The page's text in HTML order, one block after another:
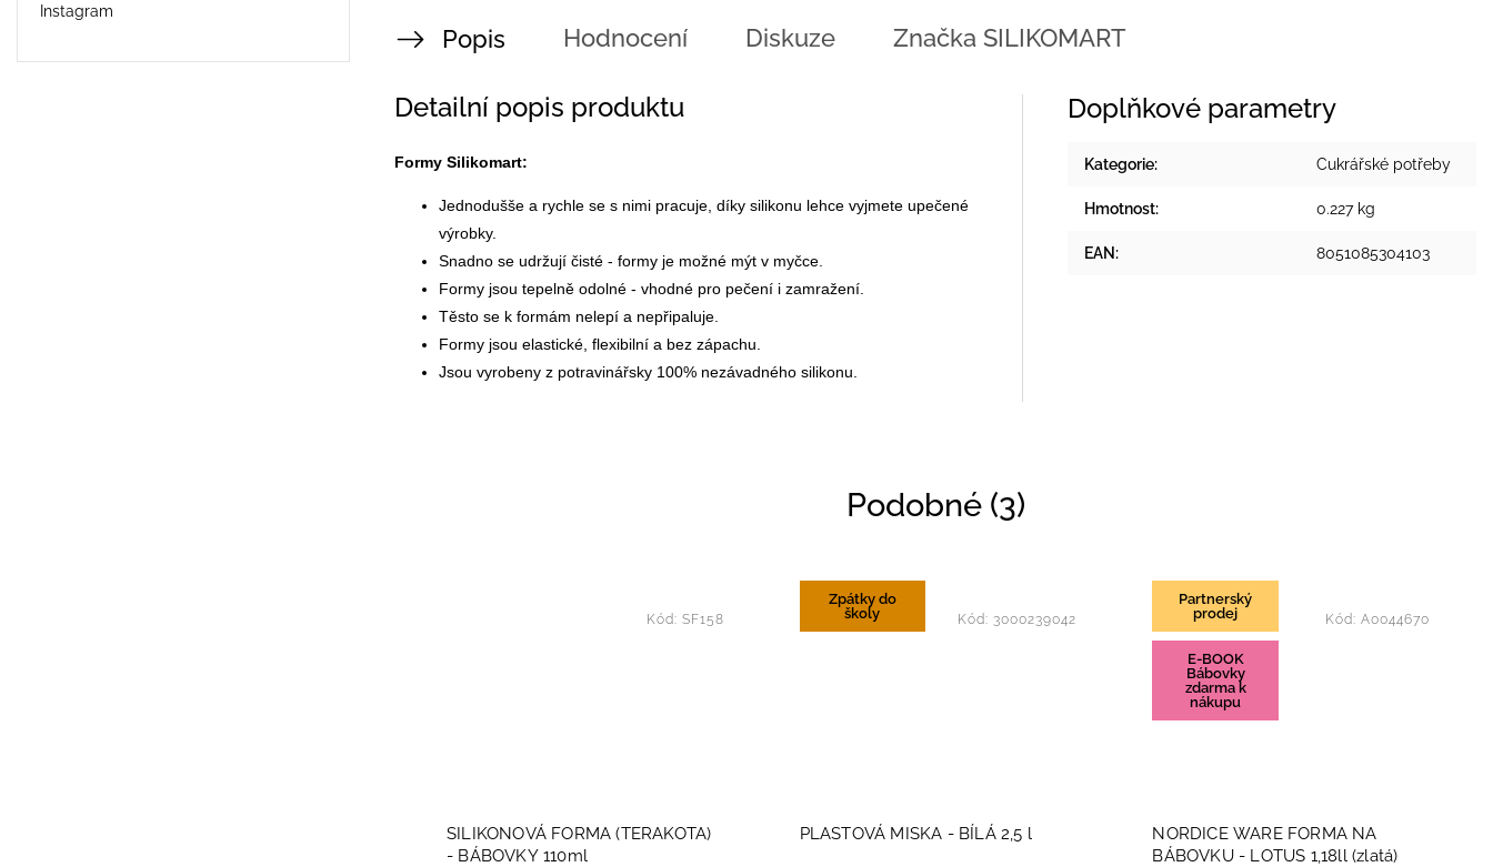
Instagram
Popis Hodnocení Diskuze Značka SILIKOMART
Detailní popis produktu
Formy Silikomart:
Jednodušše a rychle se s nimi pracuje, díky silikonu lehce vyjmete upečené
výrobky.
Snadno se udržují čisté - formy je možné mýt v myčce.
Formy jsou tepelně odolné - vhodné pro pečení i zamražení.
Těsto se k formám nelepí a nepřipaluje.
Formy jsou elastické, flexibilní a bez zápachu.
Jsou vyrobeny z potravinářsky 100% nezávadného silikonu.
Doplňkové parametry
Kategorie: Cukrářské potřeby
Hmotnost: 0.227 kg
EAN : 8051085304103
Podobné (3)
SILIKONOVÁ FORMA (TERAKOTA)
- BÁBOVKY 110ml
Kód: SF158
Zpátky do
školy
PLASTOVÁ MISKA - BÍLÁ 2,5 l
Kód: 3000239042
Partnerský
prodej
E-BOOK
Bábovky
zdarma k
nákupu
NORDICE WARE FORMA NA
BÁBOVKU - LOTUS 1,18ll (zlatá)
Kód: A0044670